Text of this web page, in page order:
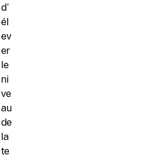
d’
él
ev
er
le
ni
ve
au
de
la
te